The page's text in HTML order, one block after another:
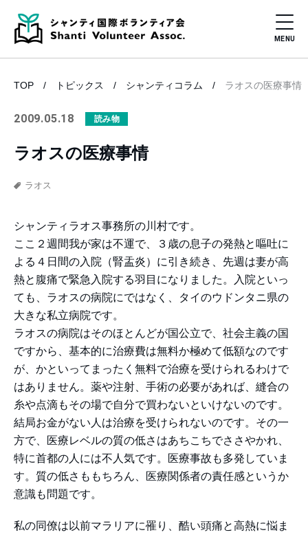
TOP トピックス シャンティコラム ラオスの医療事情
2009.05.18 読み物
ラオスの医療事情
ラオス
シャンティラオス事務所の川村です。
ここ２週間我が家は不運で、３歳の息子の発熱と嘔吐に
よる４日間の入院（腎盂炎）に引き続き、先週は妻が高
熱と腹痛で緊急入院する羽目になりました。入院といっ
ても、ラオスの病院にではなく、タイのウドンタニ県の
大きな私立病院です。
ラオスの病院はそのほとんどが国公立で、社会主義の国
ですから、基本的に治療費は無料か極めて低額なのです
が、かといってまったく無料で治療を受けられるわけで
はありません。薬や注射、手術の必要があれば、縫合の
糸や点滴もその場で自分で買わないといけないのです。
結局お金がない人は治療を受けられないのです。 その一
方で、医療レベルの質の低さはあちこちでささやかれ、
特に首都の人には不人気です。医療事故も多発していま
す。質の低さももちろん、医療関係者の責任感というか
意識も問題です。
私の同僚は以前マラリアに罹り、酷い頭痛と高熱に悩ま